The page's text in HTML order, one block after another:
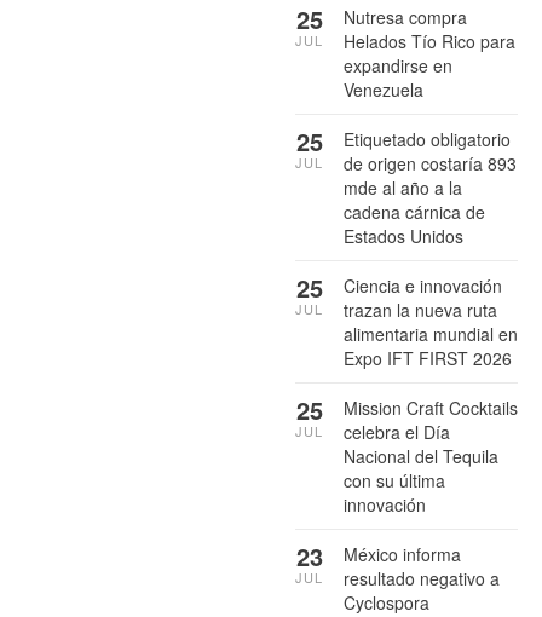
Nutresa compra
Helados Tío Rico para
expandirse en
Venezuela
25
JUL
Etiquetado obligatorio
de origen costaría 893
mde al año a la
cadena cárnica de
Estados Unidos
25
JUL
Ciencia e innovación
trazan la nueva ruta
alimentaria mundial en
Expo IFT FIRST 2026
25
JUL
Mission Craft Cocktails
celebra el Día
Nacional del Tequila
con su última
innovación
25
JUL
México informa
resultado negativo a
Cyclospora
23
JUL